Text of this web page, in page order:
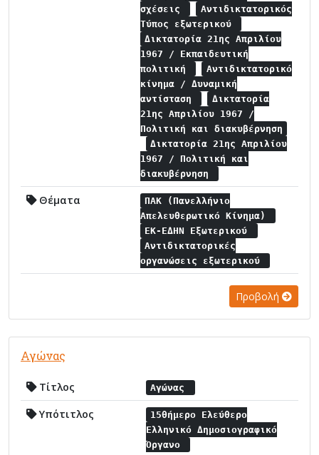
σχέσεις
Αντιδικτατορικός
Τύπος εξωτερικού
Δικτατορία 21ης Απριλίου
1967 / Εκπαιδευτική
πολιτική
Αντιδικτατορικό
κίνημα / Δυναμική
αντίσταση
Δικτατορία
21ης Απριλίου 1967 /
Πολιτική και διακυβέρνηση
Δικτατορία 21ης Απριλίου
1967 / Πολιτική και
διακυβέρνηση
Θέματα
ΠΑΚ (Πανελλήνιο
Απελευθερωτικό Κίνημα)
ΕΚ-ΕΔΗΝ Εξωτερικού
Αντιδικτατορικές
οργανώσεις εξωτερικού
Προβολή
Αγώνας
Τίτλος Αγώνας
Υπότιτλος
15θήμερο Ελεύθερο
Ελληνικό Δημοσιογραφικό
Όργανο